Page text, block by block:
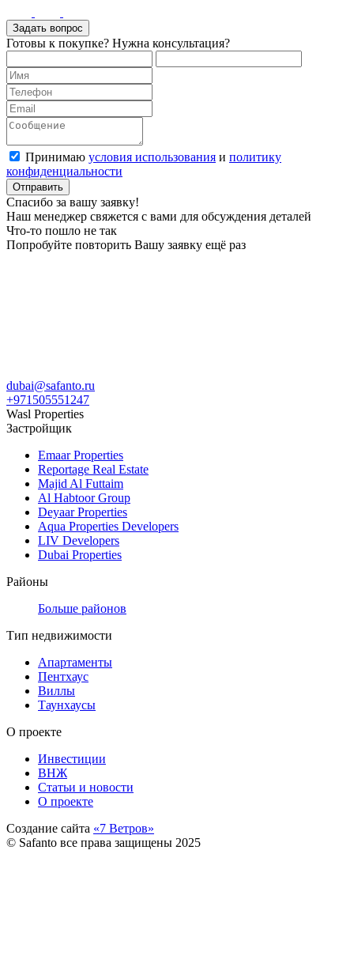
Задать вопрос
Готовы к покупке? Нужна консультация?
Принимаю условия использования и политику
конфиденциальности
Отправить
Спасибо за вашу заявку!
Наш менеджер свяжется с вами для обсуждения деталей
Что-то пошло не так
Попробуйте повторить Вашу заявку ещё раз
dubai@safanto.ru
+971505551247
Wasl Properties
Застройщик
Emaar Properties
Reportage Real Estate
Majid Al Futtaim
Al Habtoor Group
Deyaar Properties
Aqua Properties Developers
LIV Developers
Dubai Properties
Районы
Больше районов
Тип недвижимости
Апартаменты
Пентхаус
Виллы
Таунхаусы
О проекте
Инвестиции
ВНЖ
Статьи и новости
О проекте
Создание сайта «7 Ветров»
© Safanto все права защищены 2025